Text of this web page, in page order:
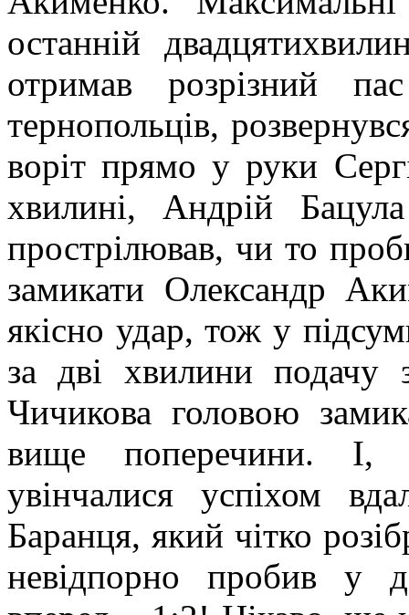
останній
отримав розрізний
тернопольців,
воріт прямо у руки
хвилині, Андрій
прострілював, чи то
замикати Олександр
якісно удар, тож у
за дві хвилини подачу
Чичикова головою
вище поперечини. І,
увінчалися успіхом
Баранця, який чітко
невідпорно пробив у